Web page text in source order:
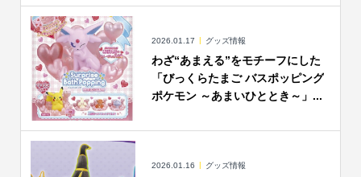
2026.01.17 グッズ情報
わざ“あまえる”をモチーフにした
「びっくらたまご バスポッピング
ポケモン ～あまいひととき～」...
2026.01.16 グッズ情報